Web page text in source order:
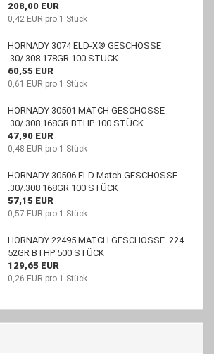
208,00 EUR
0,42 EUR pro 1 Stück
HORNADY 3074 ELD-X® GESCHOSSE
.30/.308 178GR 100 STÜCK
60,55 EUR
0,61 EUR pro 1 Stück
HORNADY 30501 MATCH GESCHOSSE
.30/.308 168GR BTHP 100 STÜCK
47,90 EUR
0,48 EUR pro 1 Stück
HORNADY 30506 ELD Match GESCHOSSE
.30/.308 168GR 100 STÜCK
57,15 EUR
0,57 EUR pro 1 Stück
HORNADY 22495 MATCH GESCHOSSE .224
52GR BTHP 500 STÜCK
129,65 EUR
0,26 EUR pro 1 Stück